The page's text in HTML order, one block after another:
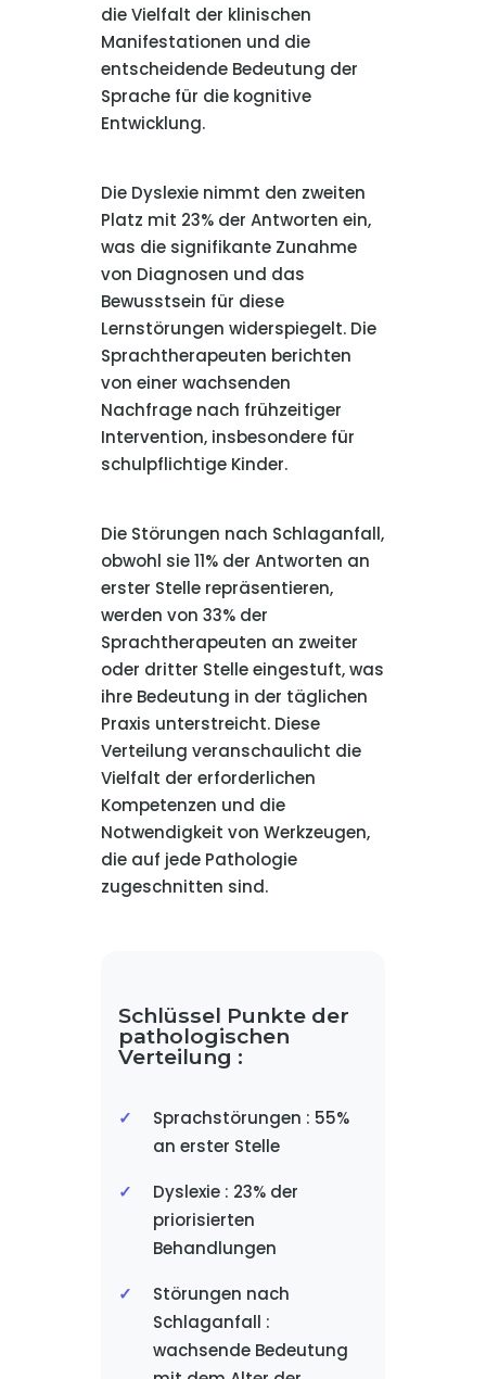
die Vielfalt der klinischen
Manifestationen und die
entscheidende Bedeutung der
Sprache für die kognitive
Entwicklung.
Die Dyslexie nimmt den zweiten
Platz mit 23% der Antworten ein,
was die signifikante Zunahme
von Diagnosen und das
Bewusstsein für diese
Lernstörungen widerspiegelt. Die
Sprachtherapeuten berichten
von einer wachsenden
Nachfrage nach frühzeitiger
Intervention, insbesondere für
schulpflichtige Kinder.
Die Störungen nach Schlaganfall,
obwohl sie 11% der Antworten an
erster Stelle repräsentieren,
werden von 33% der
Sprachtherapeuten an zweiter
oder dritter Stelle eingestuft, was
ihre Bedeutung in der täglichen
Praxis unterstreicht. Diese
Verteilung veranschaulicht die
Vielfalt der erforderlichen
Kompetenzen und die
Notwendigkeit von Werkzeugen,
die auf jede Pathologie
zugeschnitten sind.
Schlüssel Punkte der
pathologischen
Verteilung :
Sprachstörungen : 55%
an erster Stelle
Dyslexie : 23% der
priorisierten
Behandlungen
Störungen nach
Schlaganfall :
wachsende Bedeutung